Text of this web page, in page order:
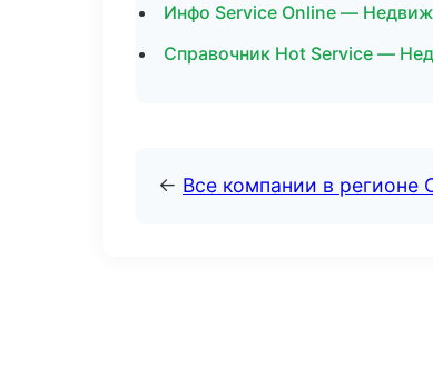
Инфо Service Online —
Справочник Hot Service —
← Все компании в регионе